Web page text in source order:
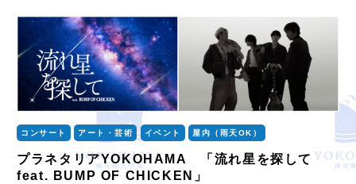
コンサート アート・芸術 イベント 屋内（雨天OK）
プラネタリアYOKOHAMA 「流れ星を探して
feat. BUMP OF CHICKEN」